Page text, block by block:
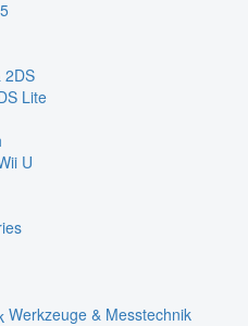
2DS
Lite
U
Werkzeuge & Messtechnik